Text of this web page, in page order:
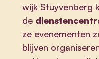
wijk Stuyvenberg
de
ze evenementen
blijven